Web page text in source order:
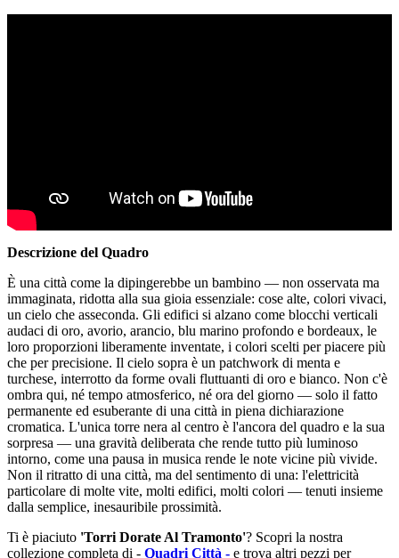
Descrizione del Quadro
È una città come la dipingerebbe un bambino — non osservata ma
immaginata, ridotta alla sua gioia essenziale: cose alte, colori vivaci,
un cielo che asseconda. Gli edifici si alzano come blocchi verticali
audaci di oro, avorio, arancio, blu marino profondo e bordeaux, le
loro proporzioni liberamente inventate, i colori scelti per piacere più
che per precisione. Il cielo sopra è un patchwork di menta e
turchese, interrotto da forme ovali fluttuanti di oro e bianco. Non c'è
ombra qui, né tempo atmosferico, né ora del giorno — solo il fatto
permanente ed esuberante di una città in piena dichiarazione
cromatica. L'unica torre nera al centro è l'ancora del quadro e la sua
sorpresa — una gravità deliberata che rende tutto più luminoso
intorno, come una pausa in musica rende le note vicine più vivide.
Non il ritratto di una città, ma del sentimento di una: l'elettricità
particolare di molte vite, molti edifici, molti colori — tenuti insieme
dalla semplice, inesauribile prossimità.
Ti è piaciuto 'Torri Dorate Al Tramonto'? Scopri la nostra
collezione completa di - Quadri Città - e trova altri pezzi per